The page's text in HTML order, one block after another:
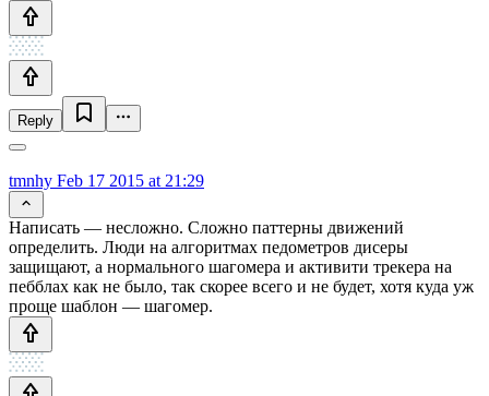
Reply
tmnhy Feb 17 2015 at 21:29
Написать — несложно. Сложно паттерны движений
определить. Люди на алгоритмах педометров дисеры
защищают, а нормального шагомера и активити трекера на
пебблах как не было, так скорее всего и не будет, хотя куда уж
проще шаблон — шагомер.